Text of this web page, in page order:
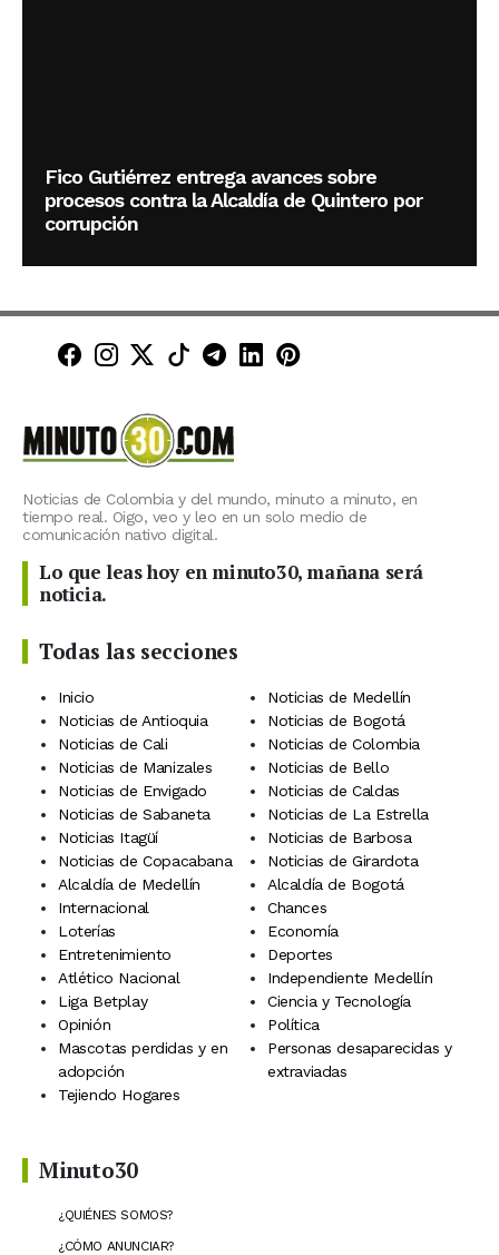
Fico Gutiérrez entrega avances sobre
procesos contra la Alcaldía de Quintero por
corrupción
Minuto30 en Facebook
Minuto30 en Instagram
Minuto30 en X (Twitter)
Minuto30 en TikTok
Canal de Minuto30 en
Minuto30 en LinkedIn
Minuto30 en
Noticias de Colombia y del mundo, minuto a minuto, en
tiempo real. Oigo, veo y leo en un solo medio de
comunicación nativo digital.
Lo que leas hoy en minuto30, mañana será
noticia.
Todas las secciones
Inicio
Noticias de Medellín
Noticias de Antioquia
Noticias de Bogotá
Noticias de Cali
Noticias de Colombia
Noticias de Manizales
Noticias de Bello
Noticias de Envigado
Noticias de Caldas
Noticias de Sabaneta
Noticias de La Estrella
Noticias Itagüí
Noticias de Barbosa
Noticias de Copacabana
Noticias de Girardota
Alcaldía de Medellín
Alcaldía de Bogotá
Internacional
Chances
Loterías
Economía
Entretenimiento
Deportes
Atlético Nacional
Independiente Medellín
Liga Betplay
Ciencia y Tecnología
Opinión
Política
Mascotas perdidas y en
adopción
Personas desaparecidas y
extraviadas
Tejiendo Hogares
Minuto30
¿QUIÉNES SOMOS?
¿CÓMO ANUNCIAR?